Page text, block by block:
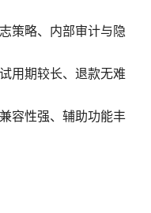
策略、内部审计与隐
用期较长、退款无难
容性强、辅助功能丰